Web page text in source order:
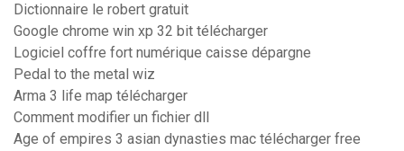
Dictionnaire le robert gratuit
Google chrome win xp 32 bit télécharger
Logiciel coffre fort numérique caisse dépargne
Pedal to the metal wiz
Arma 3 life map télécharger
Comment modifier un fichier dll
Age of empires 3 asian dynasties mac télécharger free